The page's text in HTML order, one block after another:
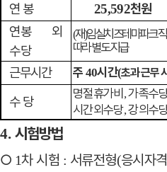
연 봉 25,592천원
연봉 외
수당
(재)임실치즈테마파크
따라 별도 지급
근무시간 주 40시간(초과 근무
수 당 명절휴가비 ,가족수
시간외수당,강의수
4. 시험방법
○ 1차 시험 : 서류전형(응시자격